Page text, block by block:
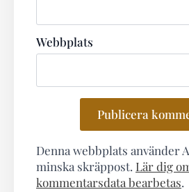
Webbplats
Denna webbplats använder
minska skräppost. Lär dig
kommentarsdata bearbetas.